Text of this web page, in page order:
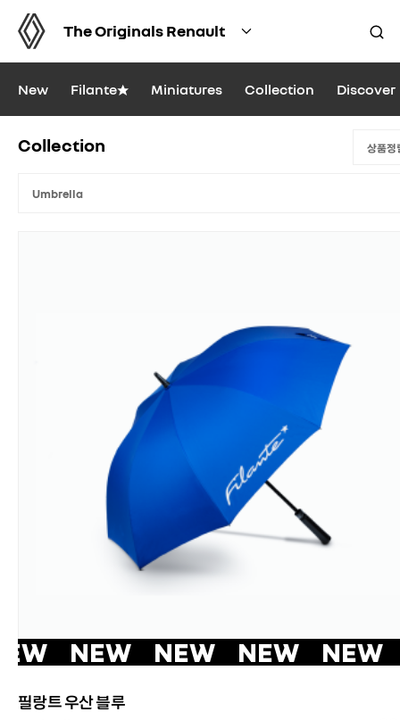
The Originals Renault
New Filante★ Miniatures Collection Discover
Collection
NEW NEW NEW
필랑트 우산 블루